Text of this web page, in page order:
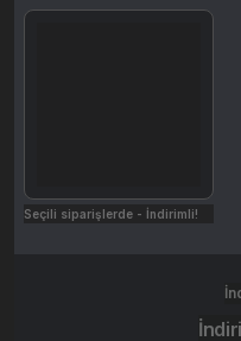
Seçili siparişlerde - İndirimli!